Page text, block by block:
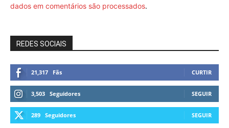
dados em comentários são processados.
REDES SOCIAIS
21,317 Fãs CURTIR
3,503 Seguidores SEGUIR
289 Seguidores SEGUIR